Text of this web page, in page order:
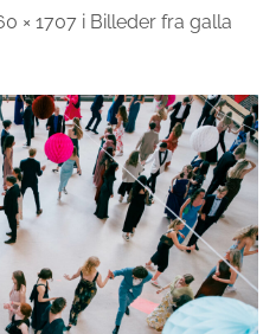
× 1707 i Billeder fra galla